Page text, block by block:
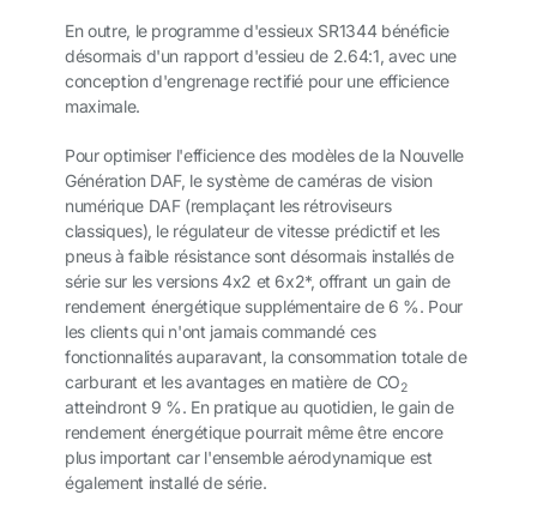
En outre, le programme d'essieux SR1344 bénéficie
désormais d'un rapport d'essieu de 2.64:1, avec une
conception d'engrenage rectifié pour une efficience
maximale.
Pour optimiser l'efficience des modèles de la Nouvelle
Génération DAF, le système de caméras de vision
numérique DAF (remplaçant les rétroviseurs
classiques), le régulateur de vitesse prédictif et les
pneus à faible résistance sont désormais installés de
série sur les versions 4x2 et 6x2*, offrant un gain de
rendement énergétique supplémentaire de 6 %. Pour
les clients qui n'ont jamais commandé ces
fonctionnalités auparavant, la consommation totale de
carburant et les avantages en matière de CO2
atteindront 9 %. En pratique au quotidien, le gain de
rendement énergétique pourrait même être encore
plus important car l'ensemble aérodynamique est
également installé de série.